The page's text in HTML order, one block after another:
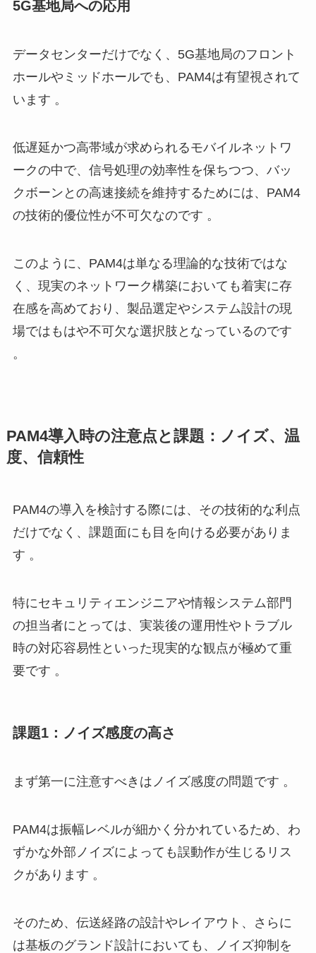
5G基地局への応用
データセンターだけでなく、5G基地局のフロント
ホールやミッドホールでも、PAM4は有望視されて
います 。
低遅延かつ高帯域が求められるモバイルネットワ
ークの中で、信号処理の効率性を保ちつつ、バッ
クボーンとの高速接続を維持するためには、PAM4
の技術的優位性が不可欠なのです 。
このように、PAM4は単なる理論的な技術ではな
く、現実のネットワーク構築においても着実に存
在感を高めており、製品選定やシステム設計の現
場ではもはや不可欠な選択肢となっているのです
。
PAM4導入時の注意点と課題：ノイズ、温
度、信頼性
PAM4の導入を検討する際には、その技術的な利点
だけでなく、課題面にも目を向ける必要がありま
す 。
特にセキュリティエンジニアや情報システム部門
の担当者にとっては、実装後の運用性やトラブル
時の対応容易性といった現実的な観点が極めて重
要です 。
課題1：ノイズ感度の高さ
まず第一に注意すべきはノイズ感度の問題です 。
PAM4は振幅レベルが細かく分かれているため、わ
ずかな外部ノイズによっても誤動作が生じるリス
クがあります 。
そのため、伝送経路の設計やレイアウト、さらに
は基板のグランド設計においても、ノイズ抑制を